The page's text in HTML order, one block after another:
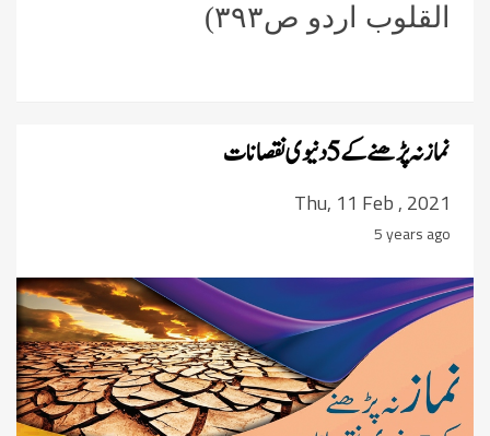
القلوب اردو ص۳۹۳)
نماز نہ پڑھنے کے 5 دنیوی نقصانات
Thu, 11 Feb , 2021
5 years ago